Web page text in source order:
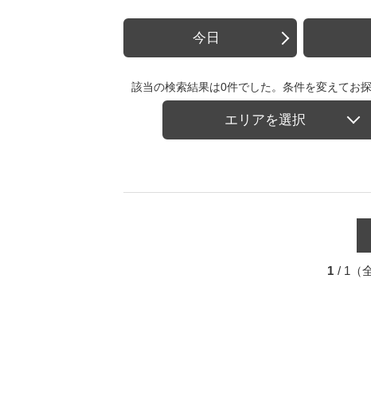
今日
該当の検索結果は0件でした。条件を変えてお探
エリアを選択
1 / 1（